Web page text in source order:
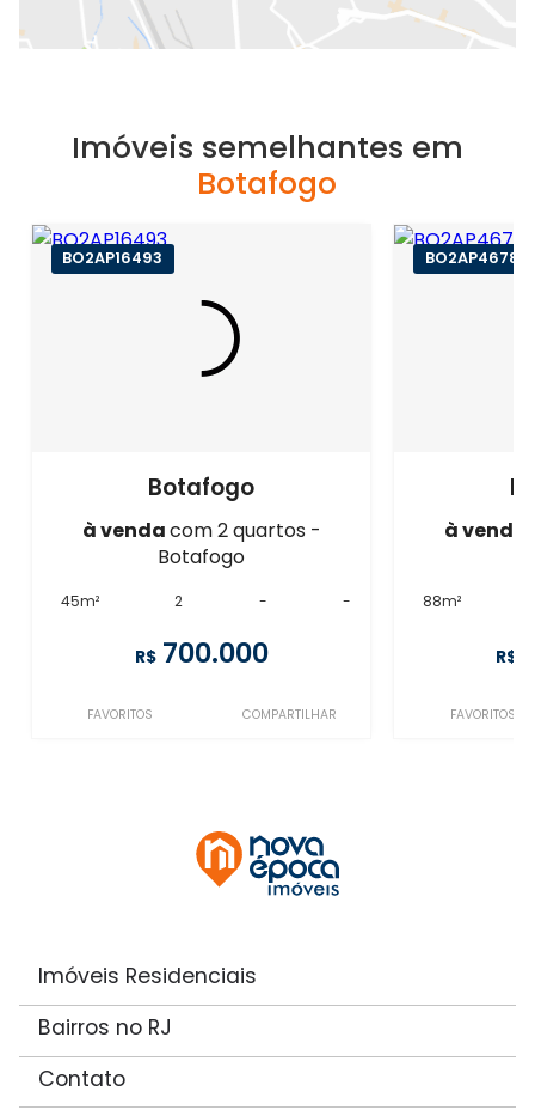
Imóveis semelhantes em
Botafogo
BO2AP16493
Botafogo
à vendacom 2 quartos -
Botafogo
45m² 2 - -
R$ 700.000
FAVORITOS COMPARTILHAR
BO2AP46788
à venda
88m²
R$
FAVORITOS
Imóveis Residenciais
Bairros no RJ
Contato